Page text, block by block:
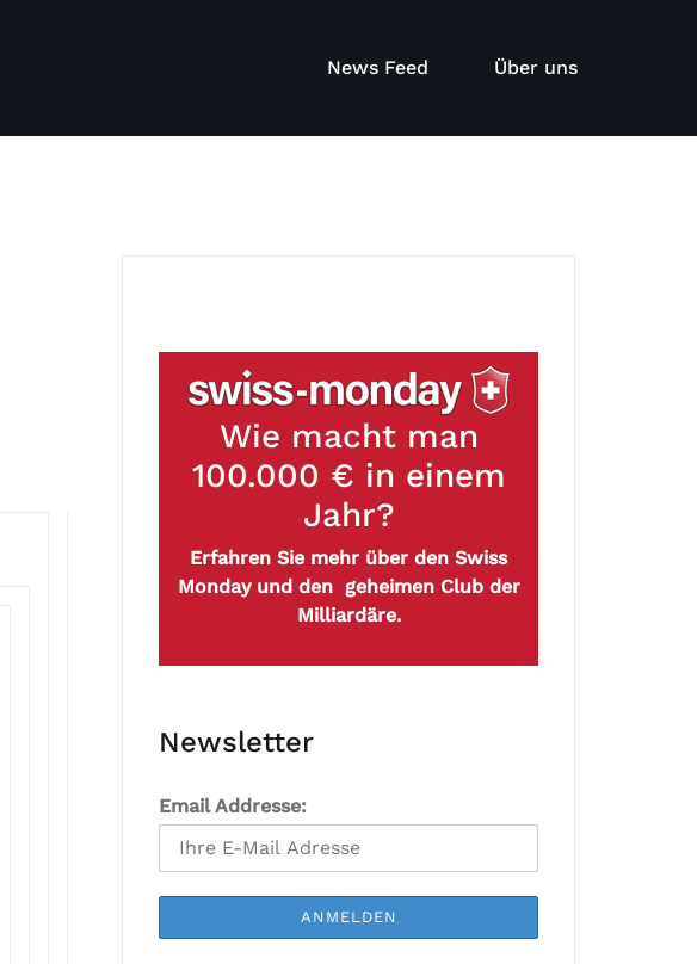
News Feed Über uns
Wie macht man
100.000 € in einem
Jahr?
Erfahren Sie mehr über den Swiss
Monday und den geheimen Club der
Milliardäre.
Newsletter
Email Addresse: